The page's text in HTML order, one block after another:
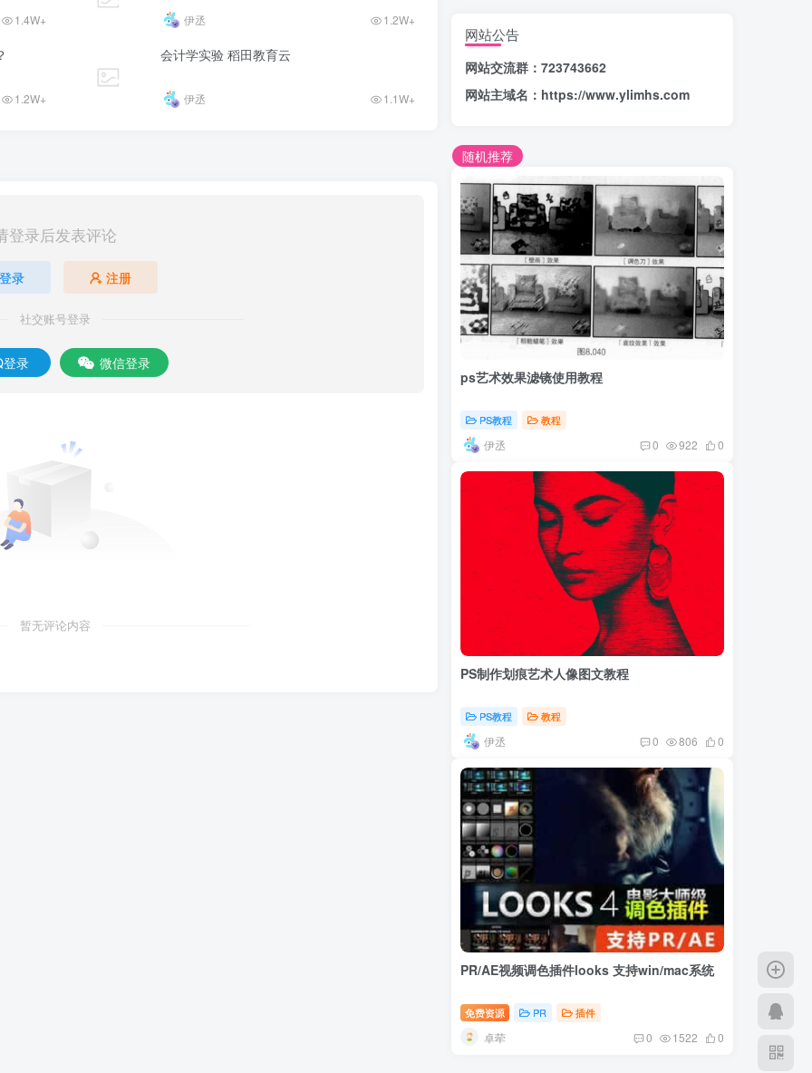
1.4W+ 伊丞 1.2W+
1.2W+
会计学实验 稻田教育云
伊丞 1.1W+
登录后发表评论
登录 注册
社交账号登录
录 微信登录
暂无评论内容
网站公告
网站交流群：723743662
网站主域名： https://www.ylimhs.com
随机推荐
ps艺术效果滤镜使用教程
PS教程 教程
伊丞 0 922 0
PS制作划痕艺术人像图文教程
PS教程 教程
伊丞 0 806 0
PR/AE视频调色插件looks 支持win/mac系统
免费资源 PR 插件
卓荦 0 1522 0